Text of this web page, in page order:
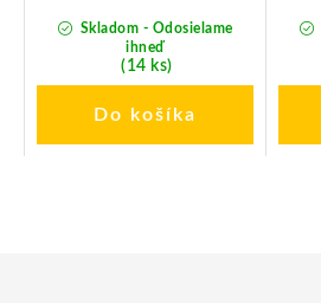
Skladom - Odosielame
ihneď
(14 ks)
Do košíka